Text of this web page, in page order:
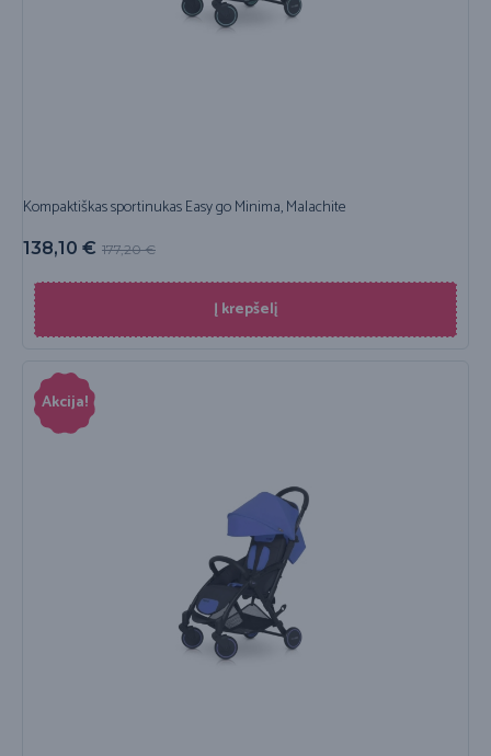
Kompaktiškas sportinukas Easy go Minima, Malachite
177,20€
138,10 €
Į krepšelį
Akcija!